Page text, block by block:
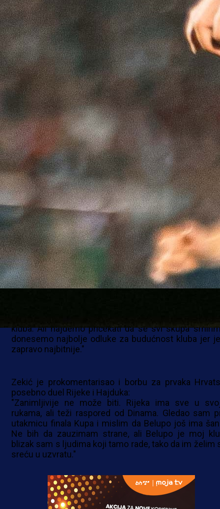
TRENER BORDO TIMA
Trener FK Sarajeva Zoran Zekić dao je
zaVečernji listnakon što je s Bordo timom osvojio
BiH, čime je prekinuo četverogodišnji post kluba
trofeja i uzeo svoj četvrti pehar u trenerskoj karijeri.
Zekić se osvrnuo na atmosferu u Sarajevu i
ostanak na klupi kluba:
"Ovo je emotivan posao, a usto i specifičan grad s
trofejna kluba i bogatom historijom. Dosta je
zahtjevno i s puno pritiska, ali s tim se u nogometu
znati nositi. Veseli me što smo igrali odličan
kad smo svi bili zdravi, s izraženim visokim
bez prostora za protivnike. Prošlo je 11 mjeseci,
se stabilizaciji i još boljim rezultatima."
kluba. Ali hajdemo pričekati da se svi skupa
donesemo najbolje odluke za budućnost kluba jer
zapravo najbitnije."
Zekić je prokomentarisao i borbu za prvaka
posebno duel Rijeke i Hajduka:
"Zanimljivije ne može biti. Rijeka ima sve u
rukama, ali teži raspored od Dinama. Gledao sam
utakmicu finala Kupa i mislim da Belupo još ima
Ne bih da zauzimam strane, ali Belupo je moj
blizak sam s ljudima koji tamo rade, tako da im želim
sreću u uzvratu."